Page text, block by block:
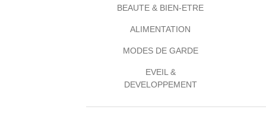
BEAUTE & BIEN-ETRE
ALIMENTATION
MODES DE GARDE
EVEIL &
DEVELOPPEMENT